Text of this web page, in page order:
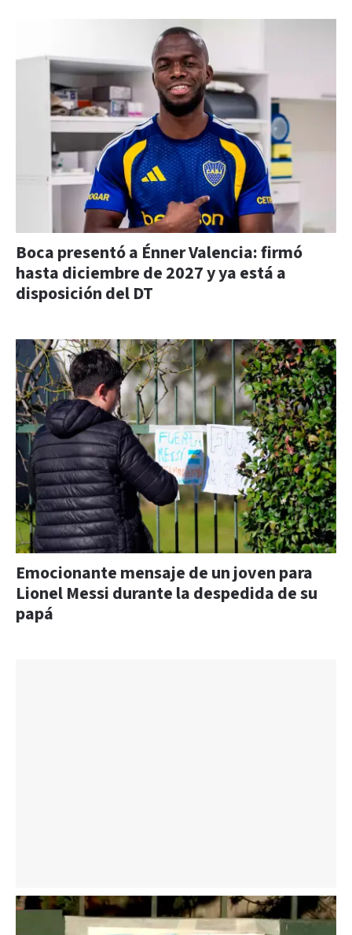
Boca presentó a Énner Valencia: firmó
hasta diciembre de 2027 y ya está a
disposición del DT
Emocionante mensaje de un joven para
Lionel Messi durante la despedida de su
papá